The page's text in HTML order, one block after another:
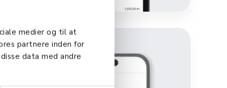
medier og til at
partnere inden for
data med andre